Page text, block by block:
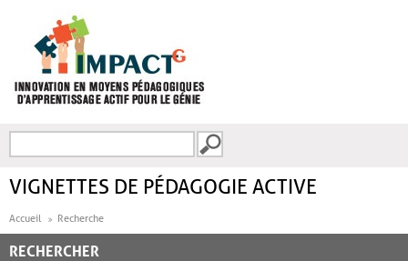
FORMULAIRE DE
VIGNETTES DE PÉDAGOGIE ACTIVE
Accueil Recherche
RECHERCHER